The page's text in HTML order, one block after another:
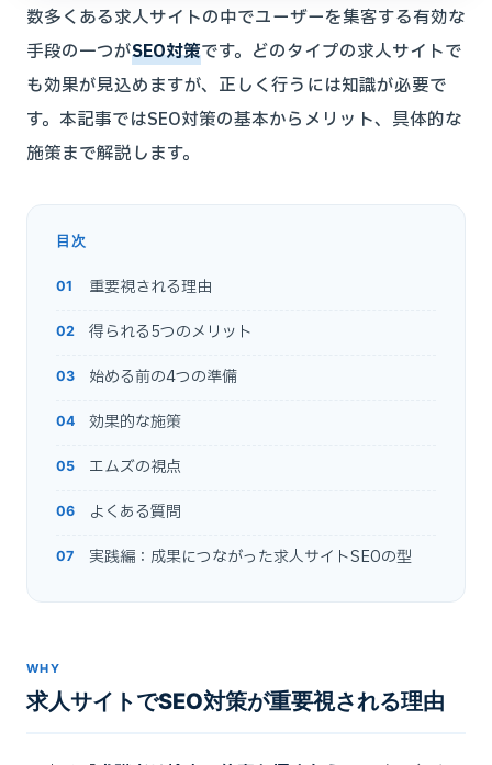
数多くある求人サイトの中でユーザーを集客する有効な
手段の一つがSEO対策です。どのタイプの求人サイトで
も効果が見込めますが、正しく行うには知識が必要で
す。本記事ではSEO対策の基本からメリット、具体的な
施策まで解説します。
目次
重要視される理由
得られる5つのメリット
始める前の4つの準備
効果的な施策
エムズの視点
よくある質問
実践編：成果につながった求人サイトSEOの型
WHY
求人サイトでSEO対策が重要視される理由